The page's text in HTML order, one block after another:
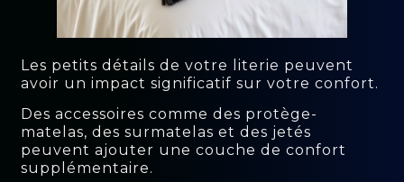
Les petits détails de votre literie peuvent
avoir un impact significatif sur votre confort.
Des accessoires comme des protège-
matelas, des surmatelas et des jetés
peuvent ajouter une couche de confort
supplémentaire.